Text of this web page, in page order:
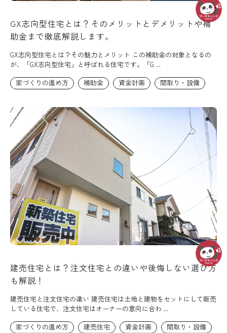
GX志向型住宅とは？そのメリットとデメリットや補
助金まで徹底解説します。
GX志向型住宅とは？その魅力とメリット この補助金の対象となるの
が、「GX志向型住宅」と呼ばれる住宅です。「G ...
家づくりの進め方
補助金 資金計画 間取り・設備
建売住宅とは？注文住宅との違いや後悔しない選び方
も解説！
建売住宅と注文住宅の違い 建売住宅は土地と建物をセットにして販売
している住宅で、注文住宅はオーナーの意向に合わ ...
家づくりの進め方
建売住宅 資金計画 間取り・設備